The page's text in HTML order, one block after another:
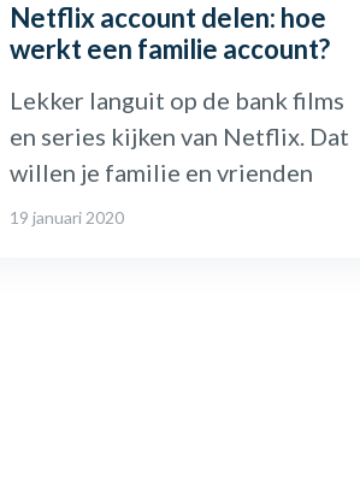
Netflix account delen: hoe
werkt een familie account?
Lekker languit op de bank films
en series kijken van Netflix. Dat
willen je familie en vrienden
19 januari 2020